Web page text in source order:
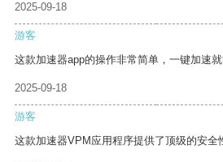
2025-09-18
游客
这款加速器app的操作非常简单，一键加速就
2025-09-18
游客
这款加速器VPM应用程序提供了顶级的安全